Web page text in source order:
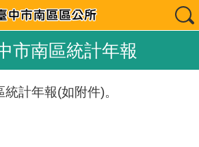
市南區統計年報
計年報(如附件)。